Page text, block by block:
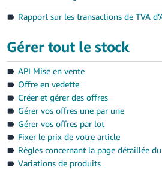
Rapport sur les transactions de TVA
Gérer tout le stock
API Mise en vente
Offre en vedette
Créer et gérer des offres
Gérer vos offres une par une
Gérer vos offres par lot
Fixer le prix de votre article
Règles concernant la page détaillée
Variations de produits